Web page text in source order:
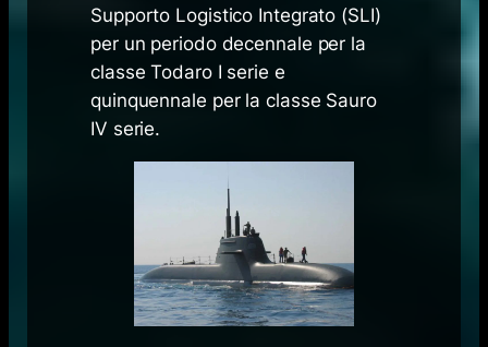
Supporto Logistico Integrato (SLI)
per un periodo decennale per la
classe Todaro I serie e
quinquennale per la classe Sauro
IV serie.